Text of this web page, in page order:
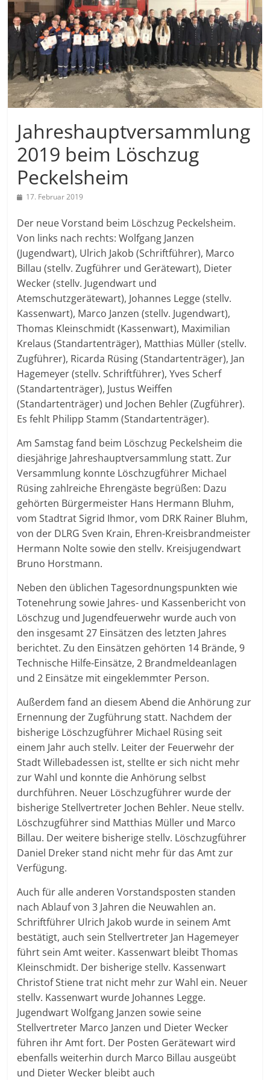
Jahreshauptversammlung
2019 beim Löschzug
Peckelsheim
17. Februar 2019
Der neue Vorstand beim Löschzug Peckelsheim.
Von links nach rechts: Wolfgang Janzen
(Jugendwart), Ulrich Jakob (Schriftführer), Marco
Billau (stellv. Zugführer und Gerätewart), Dieter
Wecker (stellv. Jugendwart und
Atemschutzgerätewart), Johannes Legge (stellv.
Kassenwart), Marco Janzen (stellv. Jugendwart),
Thomas Kleinschmidt (Kassenwart), Maximilian
Krelaus (Standartenträger), Matthias Müller (stellv.
Zugführer), Ricarda Rüsing (Standartenträger), Jan
Hagemeyer (stellv. Schriftführer), Yves Scherf
(Standartenträger), Justus Weiffen
(Standartenträger) und Jochen Behler (Zugführer).
Es fehlt Philipp Stamm (Standartenträger).
Am Samstag fand beim Löschzug Peckelsheim die
diesjährige Jahreshauptversammlung statt. Zur
Versammlung konnte Löschzugführer Michael
Rüsing zahlreiche Ehrengäste begrüßen: Dazu
gehörten Bürgermeister Hans Hermann Bluhm,
vom Stadtrat Sigrid Ihmor, vom DRK Rainer Bluhm,
von der DLRG Sven Krain, Ehren-Kreisbrandmeister
Hermann Nolte sowie den stellv. Kreisjugendwart
Bruno Horstmann.
Neben den üblichen Tagesordnungspunkten wie
Totenehrung sowie Jahres- und Kassenbericht von
Löschzug und Jugendfeuerwehr wurde auch von
den insgesamt 27 Einsätzen des letzten Jahres
berichtet. Zu den Einsätzen gehörten 14 Brände, 9
Technische Hilfe-Einsätze, 2 Brandmeldeanlagen
und 2 Einsätze mit eingeklemmter Person.
Außerdem fand an diesem Abend die Anhörung zur
Ernennung der Zugführung statt. Nachdem der
bisherige Löschzugführer Michael Rüsing seit
einem Jahr auch stellv. Leiter der Feuerwehr der
Stadt Willebadessen ist, stellte er sich nicht mehr
zur Wahl und konnte die Anhörung selbst
durchführen. Neuer Löschzugführer wurde der
bisherige Stellvertreter Jochen Behler. Neue stellv.
Löschzugführer sind Matthias Müller und Marco
Billau. Der weitere bisherige stellv. Löschzugführer
Daniel Dreker stand nicht mehr für das Amt zur
Verfügung.
Auch für alle anderen Vorstandsposten standen
nach Ablauf von 3 Jahren die Neuwahlen an.
Schriftführer Ulrich Jakob wurde in seinem Amt
bestätigt, auch sein Stellvertreter Jan Hagemeyer
führt sein Amt weiter. Kassenwart bleibt Thomas
Kleinschmidt. Der bisherige stellv. Kassenwart
Christof Stiene trat nicht mehr zur Wahl ein. Neuer
stellv. Kassenwart wurde Johannes Legge.
Jugendwart Wolfgang Janzen sowie seine
Stellvertreter Marco Janzen und Dieter Wecker
führen ihr Amt fort. Der Posten Gerätewart wird
ebenfalls weiterhin durch Marco Billau ausgeübt
und Dieter Wecker bleibt auch